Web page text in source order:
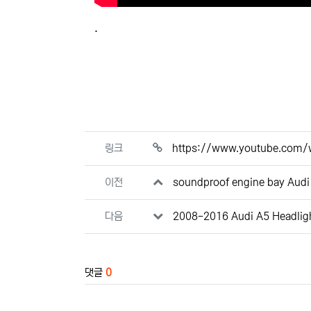
관련자료
링크 https://www.youtube.com/
이전 soundproof engine bay
다음 2008-2016 Audi A5
댓글 0